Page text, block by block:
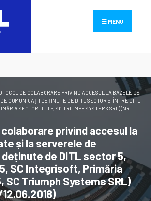
MENU
DE COLABORARE PRIVIND ACCESUL LA BAZELE DE
COMUNICAȚII DEȚINUTE DE DITL SECTOR 5, ÎNTRE DITL
SECTORULUI 5, SC TRIUMPH SYSTEMS SRL) (NR.
privind accesul la
și la serverele de
de DITL sector 5,
SC Integrisoft, Primăria
SC Triumph Systems SRL)